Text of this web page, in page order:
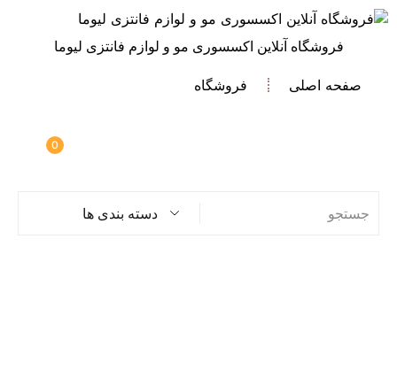
فروشگاه آنلاین اکسسوری مو و لوازم فانتزی لیوما
صفحه اصلی فروشگاه
0
دسته بندی ها